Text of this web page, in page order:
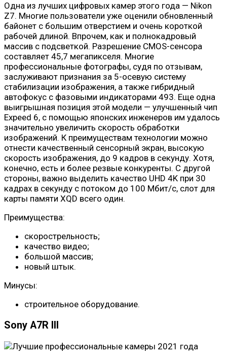
Одна из лучших цифровых камер этого года — Nikon
Z7. Многие пользователи уже оценили обновленный
байонет с большим отверстием и очень короткой
рабочей длиной. Впрочем, как и полнокадровый
массив с подсветкой. Разрешение CMOS-сенсора
составляет 45,7 мегапикселя. Многие
профессиональные фотографы, судя по отзывам,
заслуживают признания за 5-осевую систему
стабилизации изображения, а также гибридный
автофокус с фазовыми индикаторами 493. Еще одна
выигрышная позиция этой модели — улучшенный чип
Expeed 6, с помощью японских инженеров им удалось
значительно увеличить скорость обработки
изображений. К преимуществам технологии можно
отнести качественный сенсорный экран, высокую
скорость изображения, до 9 кадров в секунду. Хотя,
конечно, есть и более резвые конкуренты. С другой
стороны, важно выделить качество UHD 4K при 30
кадрах в секунду с потоком до 100 Мбит/с, слот для
карты памяти XQD всего один.
Преимущества:
скорострельность;
качество видео;
большой массив;
новый штык.
Минусы:
строительное оборудование.
Sony A7R III